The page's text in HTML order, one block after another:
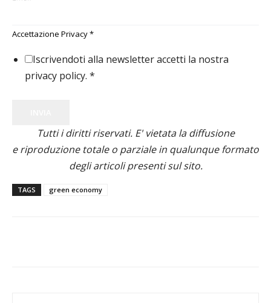
Accettazione Privacy*
Iscrivendoti alla newsletter accetti la nostra
privacy policy. *
Tutti i diritti riservati. E' vietata la diffusione
e riproduzione totale o parziale in qualunque formato
degli articoli presenti sul sito.
TAGS green economy